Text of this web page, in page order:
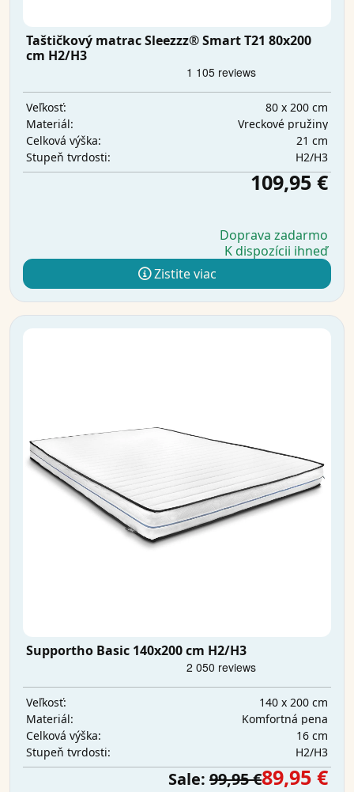
Taštičkový matrac Sleezzz® Smart T21 80x200
cm H2/H3
Veľkosť:
80 x 200 cm
Materiál:
Vreckové pružiny
Celková výška:
21 cm
Stupeň tvrdosti:
H2/H3
109,95 €
Doprava zadarmo
K dispozícii ihneď
Zistite viac
Supportho Basic 140x200 cm H2/H3
Veľkosť:
140 x 200 cm
Materiál:
Komfortná pena
Celková výška:
16 cm
Stupeň tvrdosti:
H2/H3
Sale: 99,95 €89,95 €